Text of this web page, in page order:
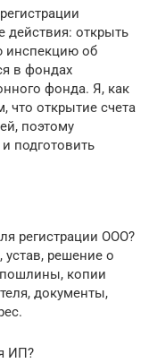
открыть
инспекцию об
в фондах
фонда. Я, как
что открытие счета
поэтому
подготовить
регистрации ООО?
решение о
копии
документы,
ИП?